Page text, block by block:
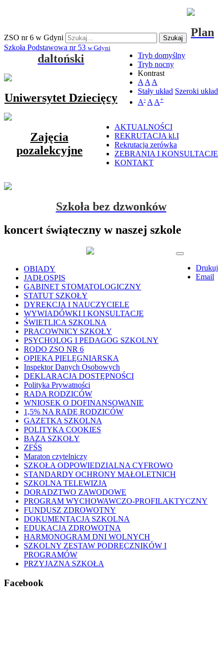
ZSO nr 6 w Gdyni Szukaj
Tryb domyślny
Tryb nocny
Kontrast
A A A
Stały układ Szeroki układ
A- A A+
Szkoła Podstawowa nr 53 w Gdyni
AKTUALNOŚCI
REKRUTACJA kl.I
Rekrutacja zerówka
ZEBRANIA I KONSULTACJE
KONTAKT
Plan
daltoński
Uniwersytet Dziecięcy
Zajęcia
pozalekcyjne
Szkoła bez dzwonków
koncert świąteczny w naszej szkole
Drukuj
Email
OBIADY
JADŁOSPIS
GABINET STOMATOLOGICZNY
STATUT SZKOŁY
DYREKCJA I NAUCZYCIELE
WYWIADÓWKI I KONSULTACJE
ŚWIETLICA SZKOLNA
PRACOWNICY SZKOŁY
PSYCHOLOG I PEDAGOG SZKOLNY
RODO ZSO NR 6
OPIEKA PIELĘGNIARSKA
Inspektor Danych Osobowych
DEKLARACJA DOSTĘPNOŚCI
Polityka Prywatności
RADA RODZICÓW
WNIOSEK O DOFINANSOWANIE
1,5% NA RADĘ RODZICÓW
GAZETKA SZKOLNA
POLITYKA COOKIES
BAZA SZKOŁY
ZFŚS
Maraton czytelniczy
SZKOŁA ODPOWIEDZIALNA CYFROWO
STANDARDY OCHRONY MAŁOLETNICH
SZKOLNA TELEWIZJA
DORADZTWO ZAWODOWE
PROGRAM WYCHOWAWCZO-PROFILAKTYCZNY
FUNDUSZ ZDROWOTNY
DOKUMENTACJA SZKOLNA
EDUKACJA ZDROWOTNA
HARMONOGRAM DNI WOLNYCH
SZKOLNY ZESTAW PODRĘCZNIKÓW I
PROGRAMÓW
PRZYJAZNA SZKOŁA
Facebook